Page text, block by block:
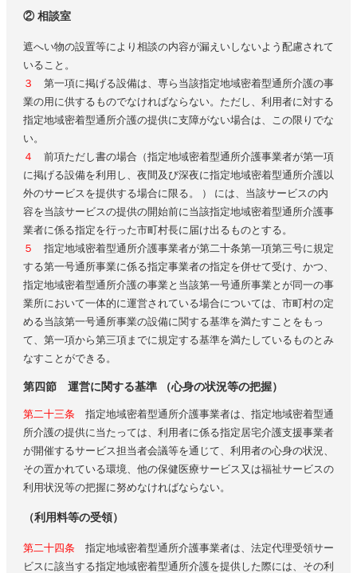
② 相談室
遮へい物の設置等により相談の内容が漏えいしないよう配慮されて
いること。
３
第一項に掲げる設備は、専ら当該指定地域密着型通所介護の事
業の用に供するものでなければならない。ただし、利用者に対する
指定地域密着型通所介護の提供に支障がない場合は、この限りでな
い。
４
前項ただし書の場合（指定地域密着型通所介護事業者が第一項
に掲げる設備を利用し、夜間及び深夜に指定地域密着型通所介護以
外のサービスを提供する場合に限る。 ） には、当該サービスの内
容を当該サービスの提供の開始前に当該指定地域密着型通所介護事
業者に係る指定を行った市町村長に届け出るものとする。
５
指定地域密着型通所介護事業者が第二十条第一項第三号に規定
する第一号通所事業に係る指定事業者の指定を併せて受け、かつ、
指定地域密着型通所介護の事業と当該第一号通所事業とが同一の事
業所において一体的に運営されている場合については、市町村の定
める当該第一号通所事業の設備に関する基準を満たすことをもっ
て、第一項から第三項までに規定する基準を満たしているものとみ
なすことができる。
第四節 運営に関する基準 （心身の状況等の把握）
第二十三条 指定地域密着型通所介護事業者は、指定地域密着型通
所介護の提供に当たっては、利用者に係る指定居宅介護支援事業者
が開催するサービス担当者会議等を通じて、利用者の心身の状況、
その置かれている環境、他の保健医療サービス又は福祉サービスの
利用状況等の把握に努めなければならない。
（利用料等の受領）
第二十四条 指定地域密着型通所介護事業者は、法定代理受領サー
ビスに該当する指定地域密着型通所介護を提供した際には、その利